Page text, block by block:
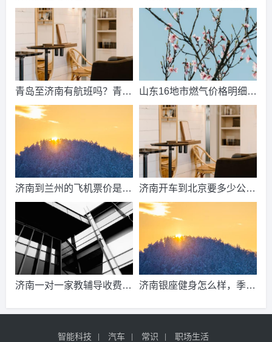
间？济南动物王国票价？
来了吗？济南中考总分多
青岛至济南有航班吗？青岛
到济南的高铁票多钱？
山东16地市燃气价格明细？
2021山东天然气费收费标
济南到兰州的飞机票价是多
少？济南到兰州飞机要多
久？
济南开车到北京要多少公
里、时间、过路费、油钱？
济南一对一家教辅导收费情
济南银座健身怎么样，季
宜的地方呢？
智能科技 汽车 常识 职场生活